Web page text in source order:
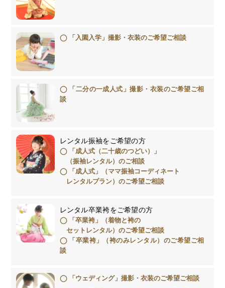
「入園入学」撮影・衣装のご希望ご相談
「二分の一成人式」撮影・衣装のご希望ご相
談
レンタル振袖をご希望の方
「成人式（二十歳のつどい）」
（振袖レンタル）のご相談
「成人式」（ママ振袖コーディネート
レンタルプラン）のご希望ご相談
レンタル卒業袴をご希望の方
「卒業袴」（着物と袴の
セットレンタル）のご希望ご相談
「卒業袴」（袴のみレンタル）のご希望ご相
談
「ウェディング」撮影・衣装のご希望ご相談